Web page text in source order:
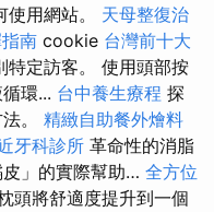
使用網站。 天母整復治
南 cookie 台灣前十大
特定訪客。 使用頭部按
環... 台中養生療程 探
。 精緻自助餐外燴料
牙科診所 革命性的消脂
」的實際幫助… 全方位
頭將舒適度提升到一個